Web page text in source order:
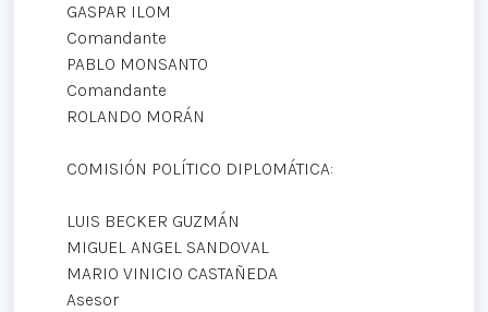
GASPAR ILOM
Comandante
PABLO MONSANTO
Comandante
ROLANDO MORÁN
COMISIÓN POLÍTICO DIPLOMÁTICA:
LUIS BECKER GUZMÁN
MIGUEL ANGEL SANDOVAL
MARIO VINICIO CASTAÑEDA
Asesor